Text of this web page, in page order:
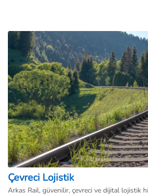
Çevreci Lojistik
Arkas Rail, güvenilir, çevreci ve dijital lojistik